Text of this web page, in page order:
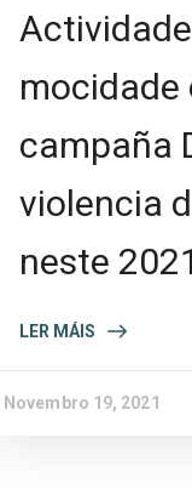
mocidade
campaña
violencia
neste 2021
LER MÁIS
Novembro 19, 2021